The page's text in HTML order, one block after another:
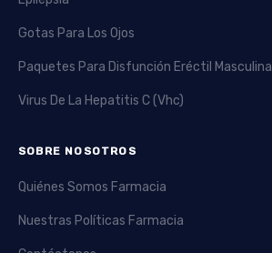
Gotas Para Los Ojos
Paquetes Para Disfunción Eréctil Masculina
Virus De La Hepatitis C (Vhc)
SOBRE NOSOTROS
Quiénes Somos Farmacia
Nuestras Políticas Farmacia